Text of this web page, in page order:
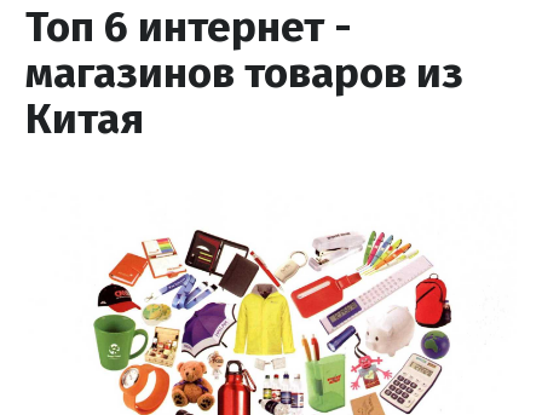
Топ 6 интернет -
магазинов товаров из
Китая